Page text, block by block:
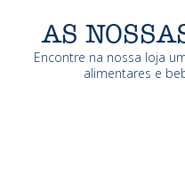
AS
Encontre na nossa loja
alimentares e